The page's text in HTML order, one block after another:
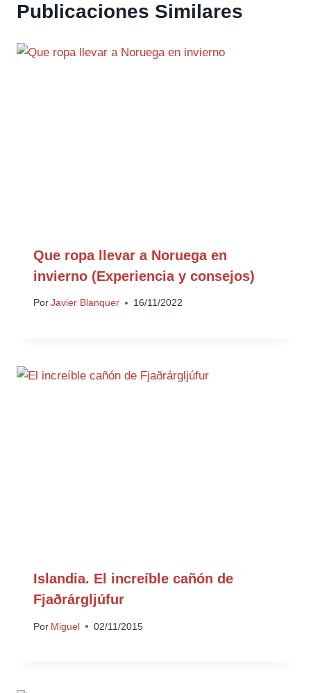
Publicaciones Similares
Que ropa llevar a Noruega en
invierno (Experiencia y consejos)
Por Javier Blanquer 16/11/2022
Islandia. El increíble cañón de
Fjaðrárgljúfur
Por Miguel 02/11/2015